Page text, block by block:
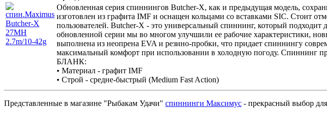
Обновленная серия спиннингов Butcher-X, как и предыдущая модель,
изготовлен из графита IMF и оснащен кольцами со вставками SIC. Стоит
пользователей. Butcher-Х - это универсальный спиннинг, который
обновленной серии мы во многом улучшили ее рабочие характеристики,
выполнена из неопрена EVA и резино-пробки, что придает спиннингу
максимальный комфорт при использовании в холодную погоду. Спиннинг
БЛАНК:
• Материал - графит IMF
• Строй - средне-быстрый (Medium Fast Action)
Представленные в магазине "Рыбакам Удачи" спиннинги Максимус - прекрасный выбор